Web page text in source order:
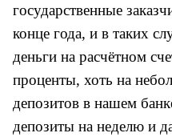
государственные
конце года, и в таких
деньги на расчётном
проценты, хоть на
депозитов в нашем
депозиты на неделю и